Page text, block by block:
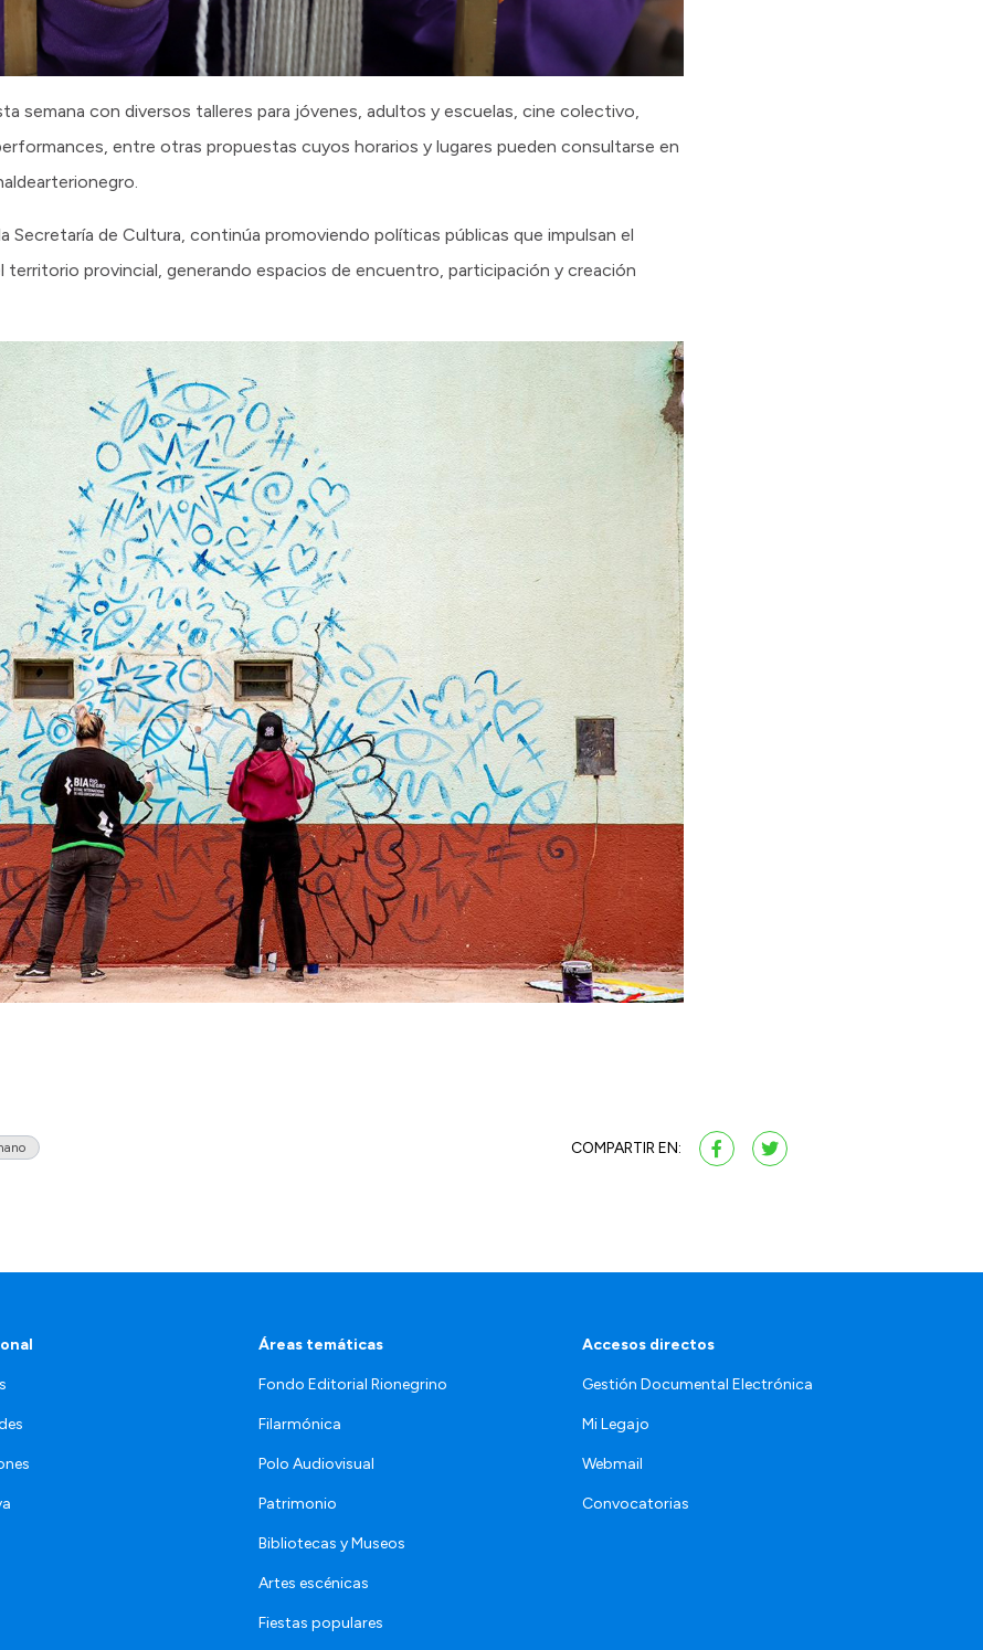
semana con diversos talleres para jóvenes, adultos y escuelas, cine colectivo,
entre otras propuestas cuyos horarios y lugares pueden consultarse en
Secretaría de Cultura, continúa promoviendo políticas públicas que impulsan el
provincial, generando espacios de encuentro, participación y creación
COMPARTIR EN:
Áreas temáticas
Fondo Editorial Rionegrino
Filarmónica
Polo Audiovisual
Patrimonio
Bibliotecas y Museos
Artes escénicas
Fiestas populares
Accesos directos
Gestión Documental Electrónica
Mi Legajo
Webmail
Convocatorias